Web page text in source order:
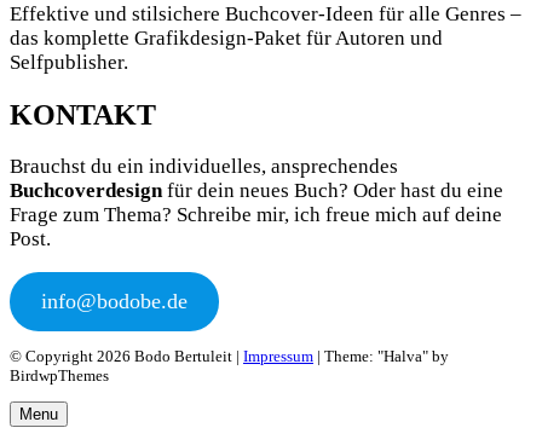
Effektive und stilsichere Buchcover-Ideen für alle Genres –
das komplette Grafikdesign-Paket für Autoren und
Selfpublisher.
KONTAKT
Brauchst du ein individuelles, ansprechendes
Buchcoverdesignfür dein neues Buch? Oder hast du eine
Frage zum Thema? Schreibe mir, ich freue mich auf deine
Post.
info@bodobe.de
© Copyright 2026 Bodo Bertuleit | Impressum | Theme: "Halva" by
BirdwpThemes
Menu